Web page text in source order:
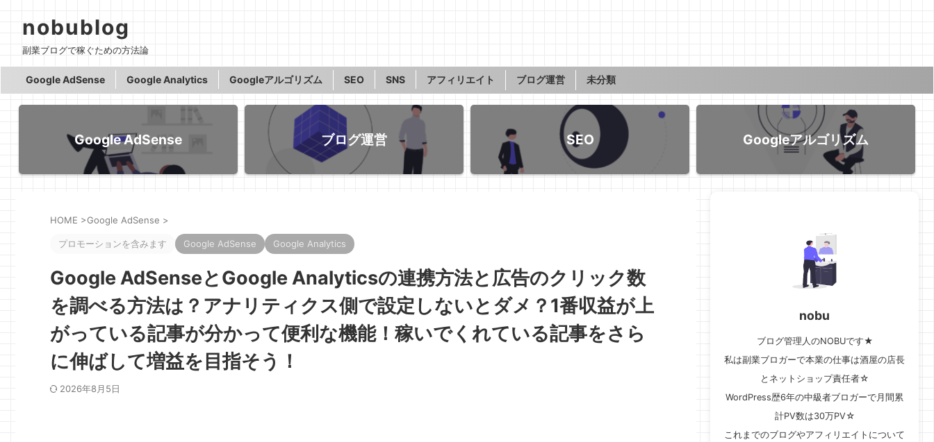
nobublog
副業ブログで稼ぐための方法論
Google AdSense Google Analytics Googleアルゴリズム SEO SNS アフィリエイト ブログ運営 未分類
Google AdSense ブログ運営 SEO Googleアルゴリズム
HOME >Google AdSense >
プロモーションを含みます Google AdSense Google Analytics
Google AdSenseとGoogle Analyticsの連携方法と広告のクリック数
を調べる方法は？アナリティクス側で設定しないとダメ？1番収益が上
がっている記事が分かって便利な機能！稼いでくれている記事をさら
に伸ばして増益を目指そう！
2026年8月5日
nobu
ブログ管理人のNOBUです★
私は副業ブロガーで本業の仕事は酒屋の店長
とネットショップ責任者☆
WordPress歴6年の中級者ブロガーで月間累
計PV数は30万PV☆
これまでのブログやアフィリエイトについて